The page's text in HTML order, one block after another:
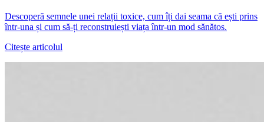
Descoperă semnele unei relații toxice, cum îți dai seama că ești prins
într-una și cum să-ți reconstruiești viața într-un mod sănătos.
Citește articolul